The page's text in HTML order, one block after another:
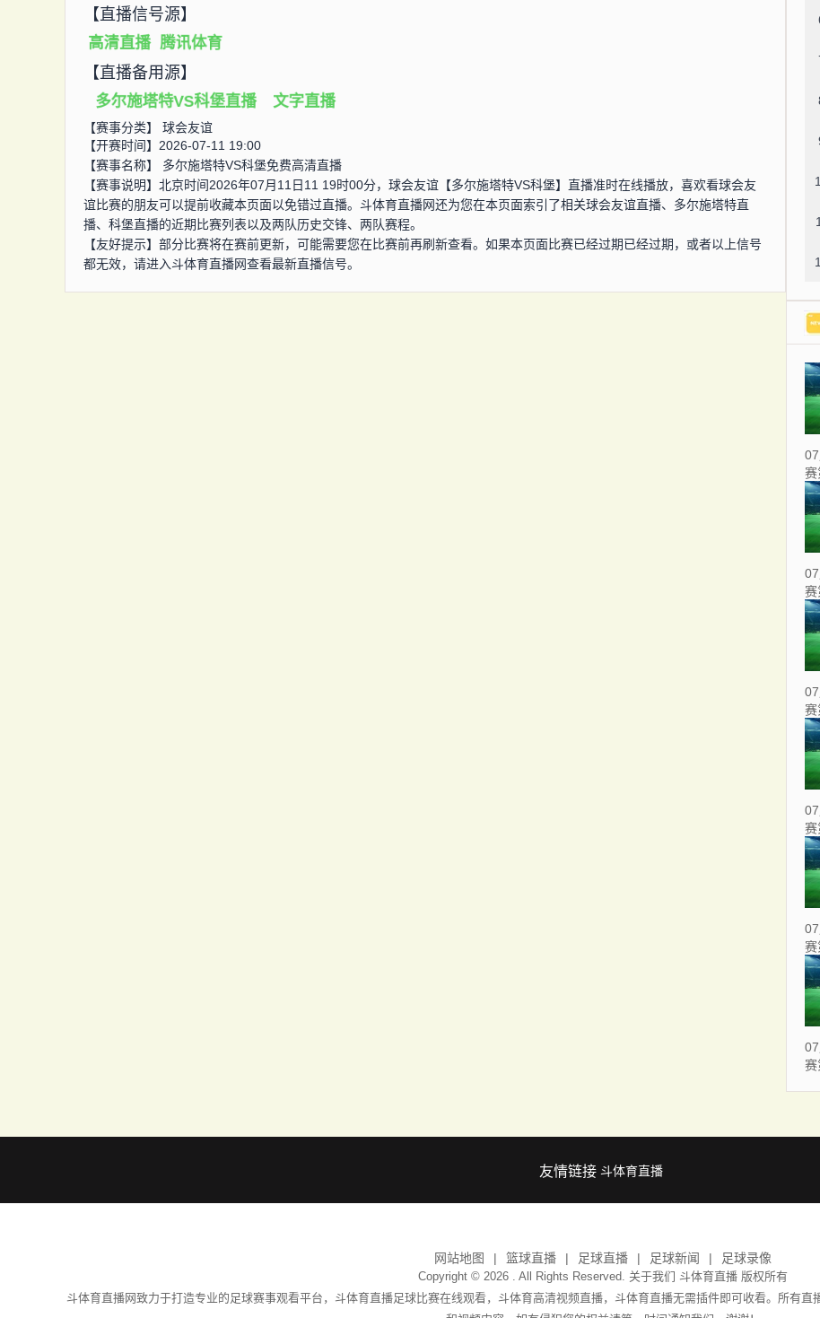
【直播信号源】
高清直播 腾讯体育
【直播备用源】
多尔施塔特VS科堡直播 文字直播
【赛事分类】 球会友谊
【开赛时间】2026-07-11 19:00
【赛事名称】 多尔施塔特VS科堡免费高清直播
【赛事说明】北京时间2026年07月11日11 19时00分，球会友谊【多尔施塔特VS科堡】直播准时在线播放，喜欢看球会友
谊比赛的朋友可以提前收藏本页面以免错过直播。斗体育直播网还为您在本页面索引了相关球会友谊直播、多尔施塔特直
播、科堡直播的近期比赛列表以及两队历史交锋、两队赛程。
【友好提示】部分比赛将在赛前更新，可能需要您在比赛前再刷新查看。如果本页面比赛已经过期已经过期，或者以上信号
都无效，请进入斗体育直播网查看最新直播信号。
赛
赛
像
赛
华
赛
新
赛
云
赛
友情链接 斗体育直播
网站地图 篮球直播 足球直播 足球新闻 足球录像
Copyright © 2026 . All Rights Reserved. 关于我们 斗体育直播 版权所有
斗体育直播网致力于打造专业的足球赛事观看平台，斗体育直播足球比赛在线观看，斗体育高清视频直播，斗体育直播无需插件即可收看。所有